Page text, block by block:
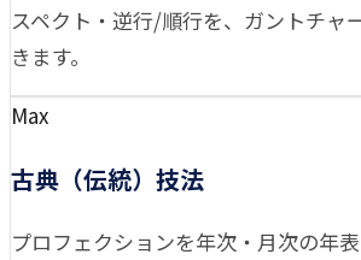
スペクト・逆行/順行を、ガントチャ
きます。
Max
古典（伝統）技法
プロフェクションを年次・月次の年